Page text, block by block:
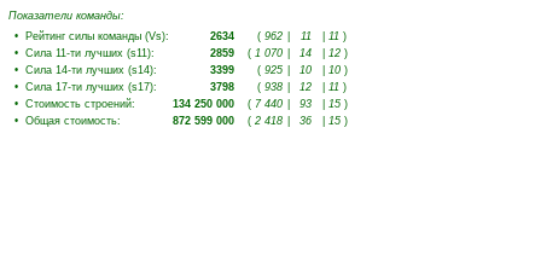
Показатели команды:
• Рейтинг силы команды (Vs): 2634 ( 962 11 11 )
• Сила 11-ти лучших (s11): 2859 ( 1 070 14 12 )
• Сила 14-ти лучших (s14): 3399 ( 925 10 10 )
• Сила 17-ти лучших (s17): 3798 ( 938 12 11 )
• Стоимость строений: 134 250 000 ( 7 440 93 15 )
• Общая стоимость: 872 599 000 ( 2 418 36 15 )